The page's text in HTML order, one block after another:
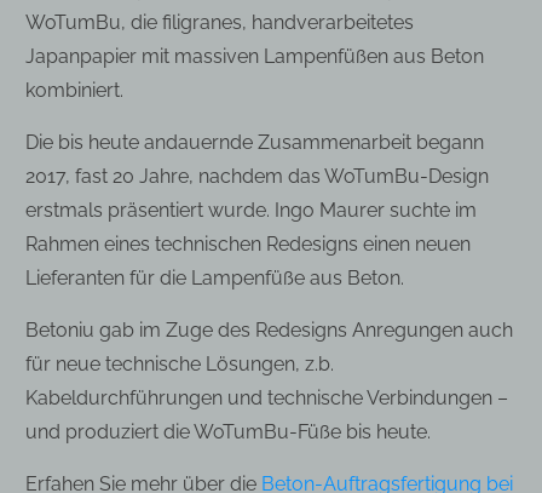
WoTumBu, die filigranes, handverarbeitetes
Japanpapier mit massiven Lampenfüßen aus Beton
kombiniert.
Die bis heute andauernde Zusammenarbeit begann
2017, fast 20 Jahre, nachdem das WoTumBu-Design
erstmals präsentiert wurde. Ingo Maurer suchte im
Rahmen eines technischen Redesigns einen neuen
Lieferanten für die Lampenfüße aus Beton.
Betoniu gab im Zuge des Redesigns Anregungen auch
für neue technische Lösungen, z.b.
Kabeldurchführungen und technische Verbindungen –
und produziert die WoTumBu-Füße bis heute.
Erfahen Sie mehr über die Beton-Auftragsfertigung bei